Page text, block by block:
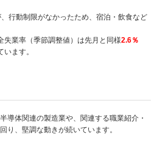
行動制限がなかったため、宿泊・飲食など
失業率（季節調整値）は先月と同様2.6％
ます。
導体関連の製造業や、関連する職業紹介・
り、堅調な動きが続いています。